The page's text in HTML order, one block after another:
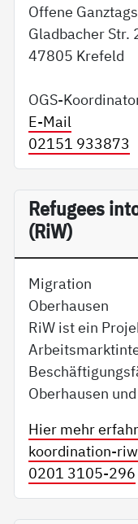
Offene
Gladbacher Str.
47805 Krefeld
OGS-
E-Mail
02151 933873
Re­fu­gees
(RiW)
Migration
Oberhausen
RiW ist ein
Oberhausen
Hier mehr
koordination-
0201 3105-296